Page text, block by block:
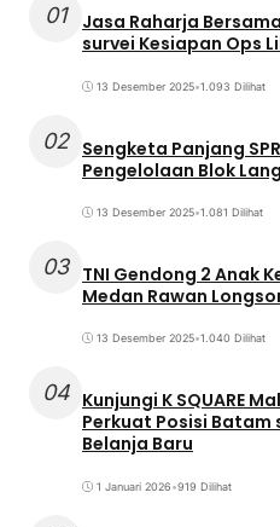
01
Jasa Raharja
survei Kesiapan Ops
13 Desember 2025•1.093 Dilihat
02 Sengketa Panjang
Pengelolaan Blok
13 Desember 2025•1.081 Dilihat
03 TNI Gendong 2 Anak
Medan Rawan
13 Desember 2025•1.040 Dilihat
04 Kunjungi K SQUARE
Perkuat Posisi
Belanja Baru
1 Januari 2026•919 Dilihat